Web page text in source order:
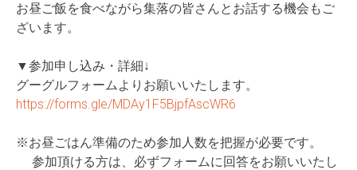
お昼ご飯を食べながら集落の皆さんとお話する機会もご
ざいます。
▼参加申し込み・詳細↓
グーグルフォームよりお願いいたします。
https://forms.gle/MDAy1F5BjpfAscWR6
※お昼ごはん準備のため参加人数を把握が必要です。
参加頂ける方は、必ずフォームに回答をお願いいたし